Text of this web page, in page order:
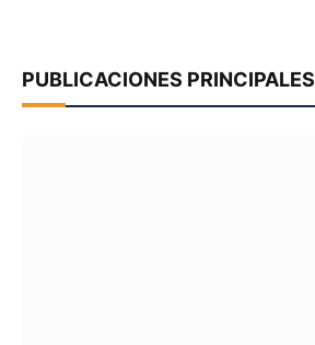
PUBLICACIONES PRINCIPALES